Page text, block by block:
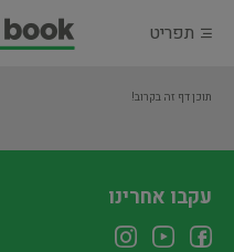
תפריט
תוכן דף זה בקרוב!
עקבו אחרינו